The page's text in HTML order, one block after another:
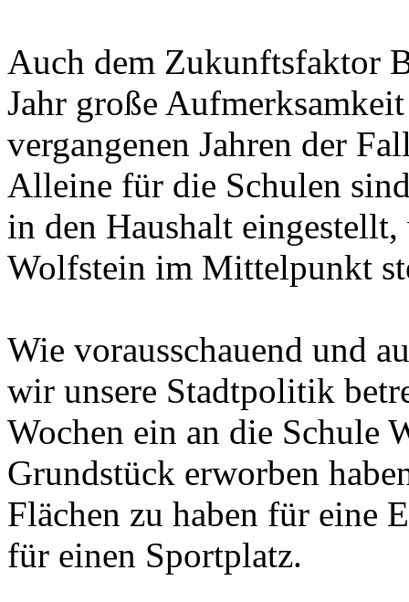
Auch dem Zukunftsfaktor
Jahr große
vergangenen Jahren der
Alleine für die Schulen
in den Haushalt
Wolfstein im Mittelpunkt
Wie vorausschauend und
wir unsere Stadtpolitik
Wochen ein an die Schule
Grundstück erworben
Flächen zu haben für eine
für einen Sportplatz.